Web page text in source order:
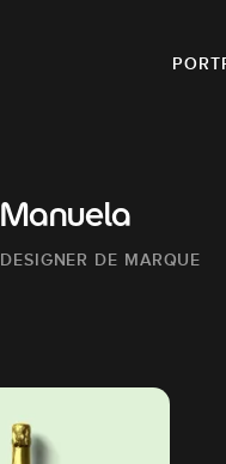
Manuela
DESIGNER DE MARQUE